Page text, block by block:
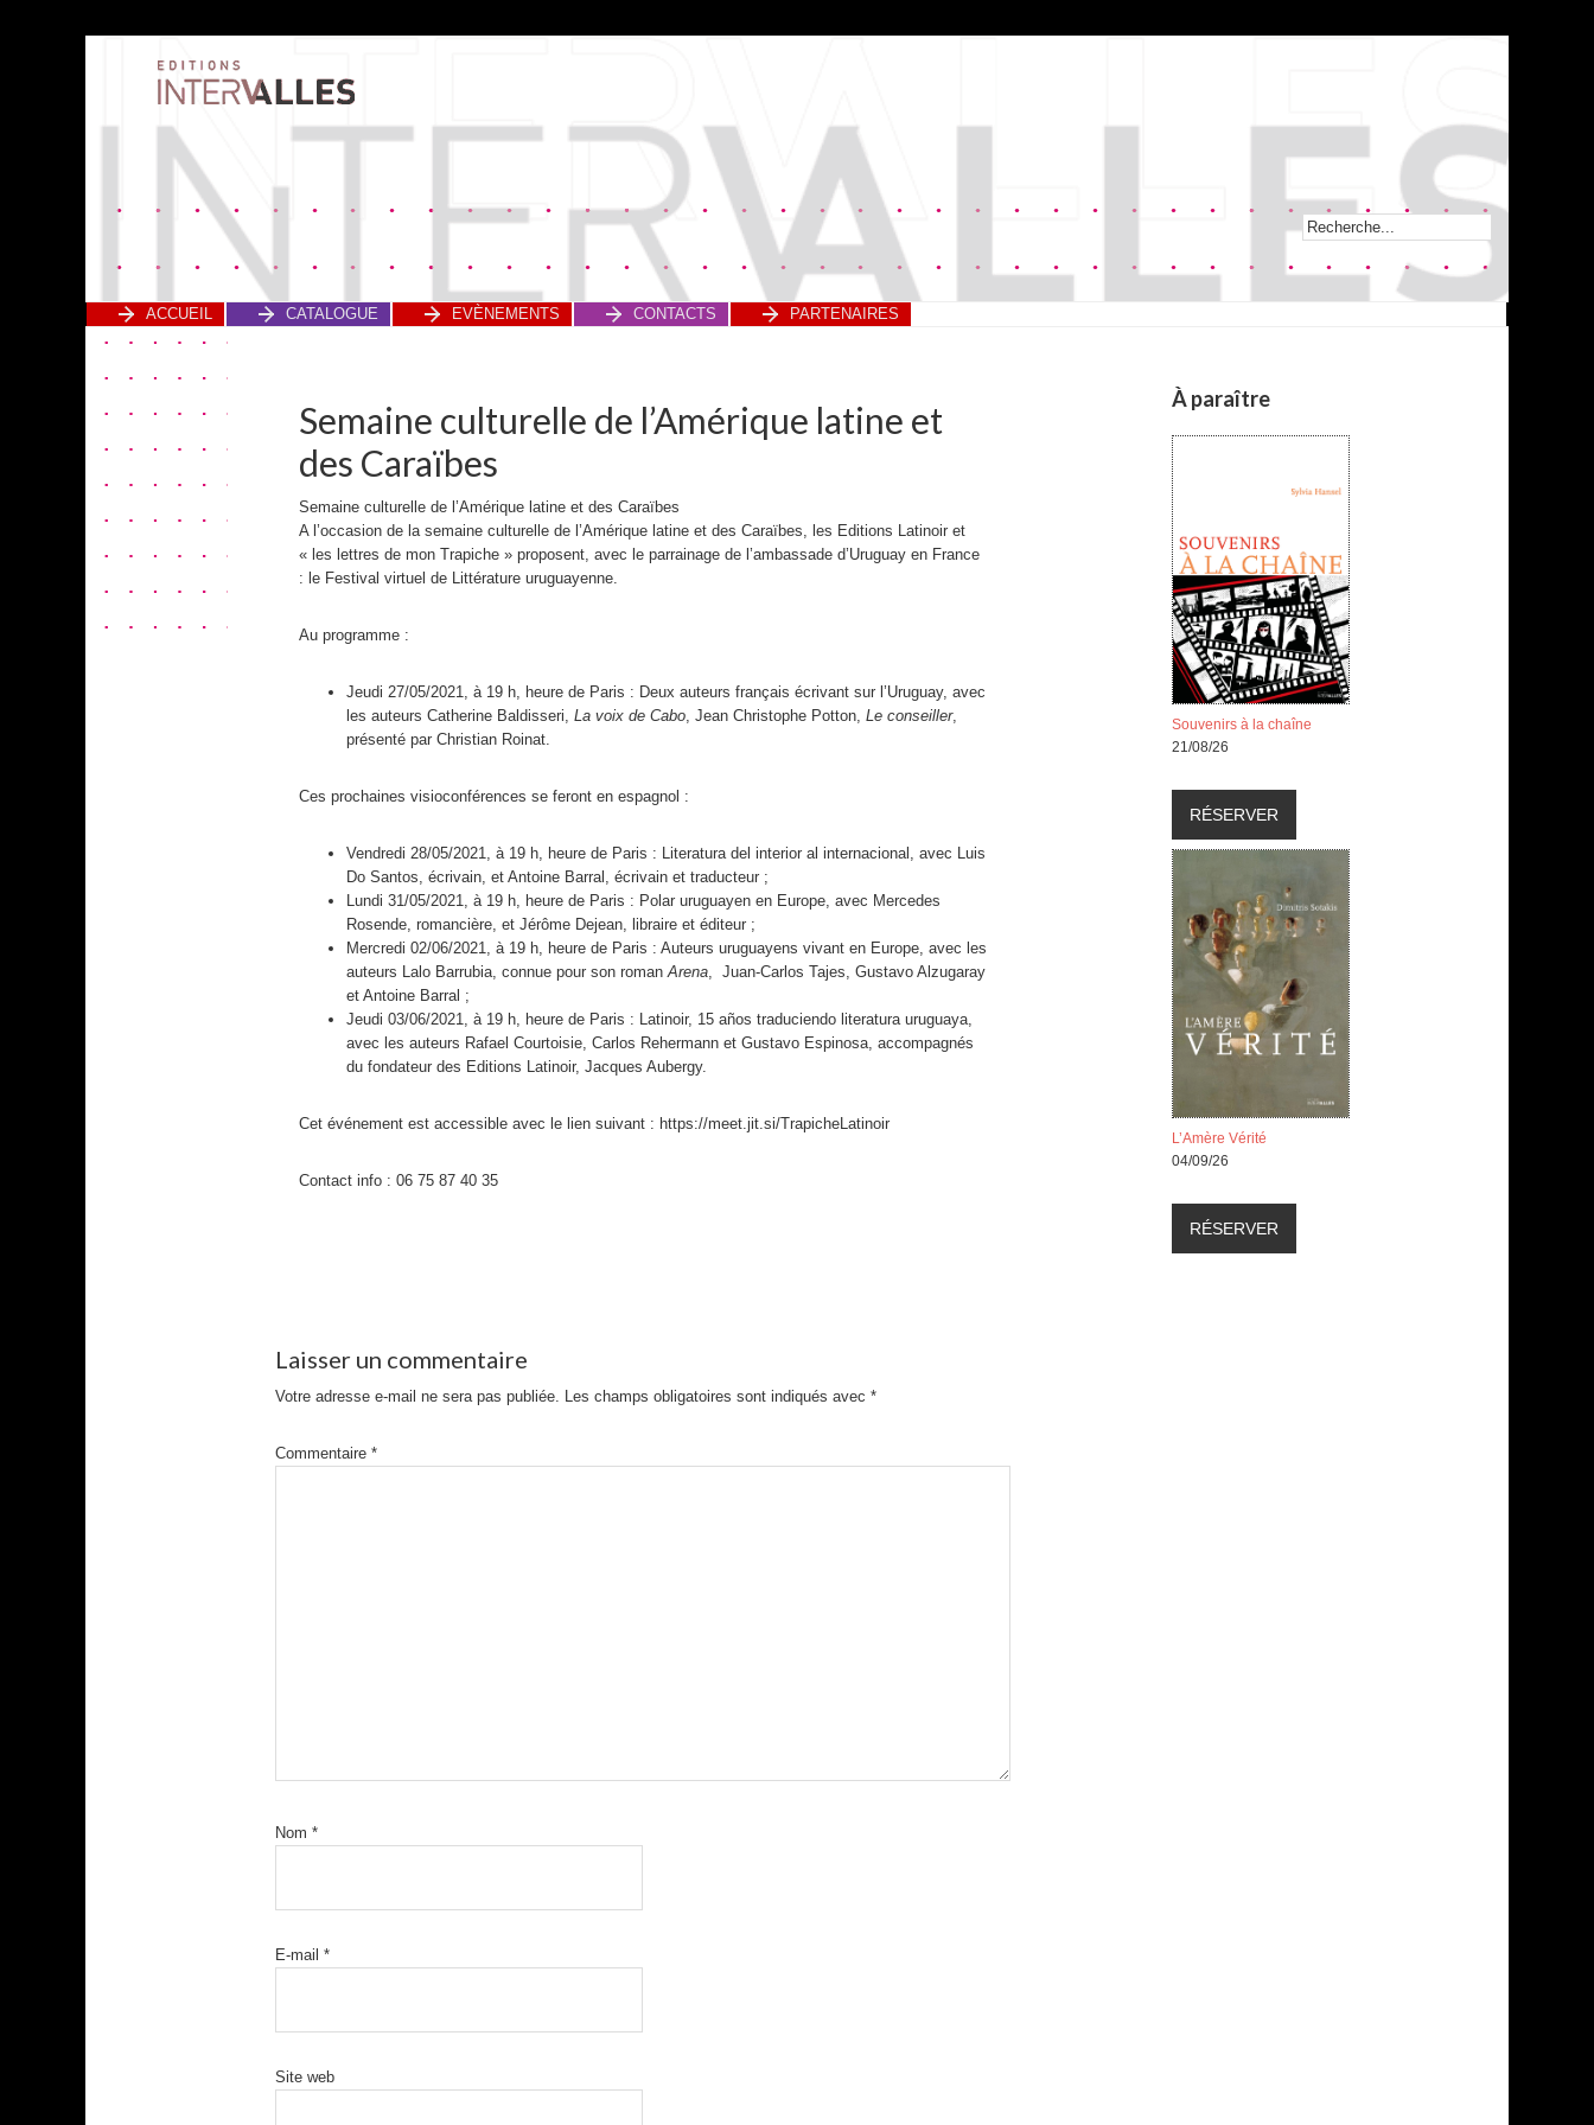
ACCUEIL CATALOGUE EVÈNEMENTS CONTACTS PARTENAIRES
Semaine culturelle de l’Amérique latine et
des Caraïbes
Semaine culturelle de l’Amérique latine et des Caraïbes
A l’occasion de la semaine culturelle de l’Amérique latine et des Caraïbes, les Editions Latinoir et
« les lettres de mon Trapiche » proposent, avec le parrainage de l’ambassade d’Uruguay en France
: le Festival virtuel de Littérature uruguayenne.
Au programme :
Jeudi 27/05/2021, à 19 h, heure de Paris : Deux auteurs français écrivant sur l’Uruguay, avec
les auteurs Catherine Baldisseri, La voix de Cabo, Jean Christophe Potton, Le conseiller,
présenté par Christian Roinat.
Ces prochaines visioconférences se feront en espagnol :
Vendredi 28/05/2021, à 19 h, heure de Paris : Literatura del interior al internacional, avec Luis
Do Santos, écrivain, et Antoine Barral, écrivain et traducteur ;
Lundi 31/05/2021, à 19 h, heure de Paris : Polar uruguayen en Europe, avec Mercedes
Rosende, romancière, et Jérôme Dejean, libraire et éditeur ;
Mercredi 02/06/2021, à 19 h, heure de Paris : Auteurs uruguayens vivant en Europe, avec les
auteurs Lalo Barrubia, connue pour son romanArena, Juan-Carlos Tajes, Gustavo Alzugaray
et Antoine Barral ;
Jeudi 03/06/2021, à 19 h, heure de Paris : Latinoir, 15 años traduciendo literatura uruguaya,
avec les auteurs Rafael Courtoisie, Carlos Rehermann et Gustavo Espinosa, accompagnés
du fondateur des Editions Latinoir, Jacques Aubergy.
Cet événement est accessible avec le lien suivant : https://meet.jit.si/TrapicheLatinoir
Contact info : 06 75 87 40 35
Laisser un commentaire
Votre adresse e-mail ne sera pas publiée. Les champs obligatoires sont indiqués avec *
Commentaire *
Nom *
E-mail *
Site web
À paraître
Souvenirs à la chaîne
21/08/26
RÉSERVER
L’Amère Vérité
04/09/26
RÉSERVER